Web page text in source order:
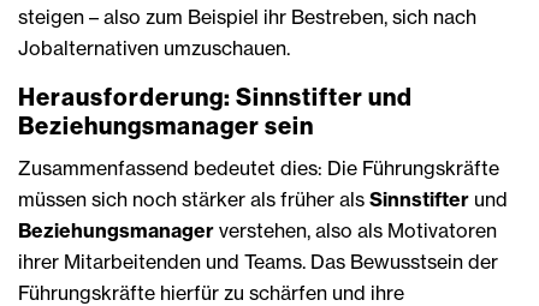
steigen – also zum Beispiel ihr Bestreben, sich nach
Jobalternativen umzuschauen.
Herausforderung: Sinnstifter und
Beziehungsmanager sein
Zusammenfassend bedeutet dies: Die Führungskräfte
müssen sich noch stärker als früher als Sinnstifter und
Beziehungsmanager verstehen, also als Motivatoren
ihrer Mitarbeitenden und Teams. Das Bewusstsein der
Führungskräfte hierfür zu schärfen und ihre